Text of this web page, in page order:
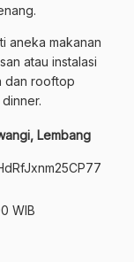
aneka makanan
atau instalasi
dan rooftop
Lembang
WIB